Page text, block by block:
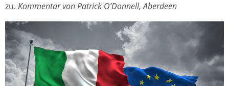
zu. Kommentar von Patrick O’Donnell, Aberdeen